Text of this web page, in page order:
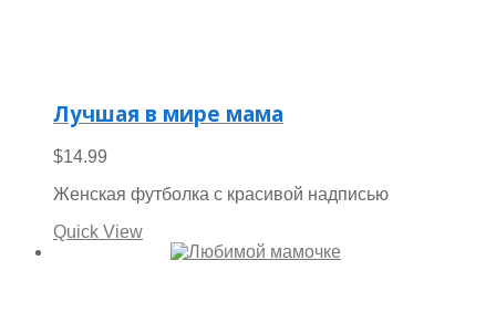
Лучшая в мире мама
$14.99
Женская футболка с красивой надписью
Quick View